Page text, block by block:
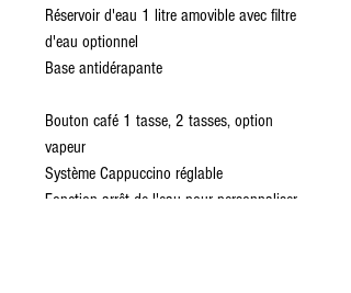
Réservoir d'eau 1 litre amovible avec filtre
d'eau optionnel
Base antidérapante
Bouton café 1 tasse, 2 tasses, option
vapeur
Système Cappuccino réglable
Fonction arrêt de l'eau pour personnaliser